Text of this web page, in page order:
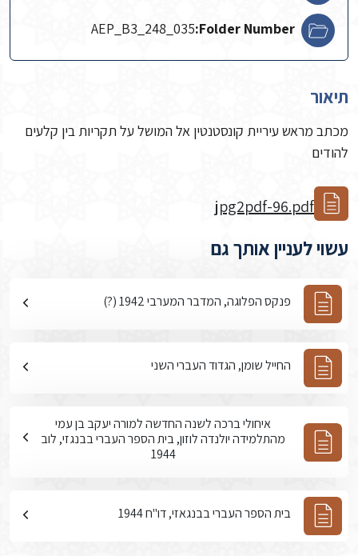
Folder Number:
AEP_B3_248_035
תיאור
מכתב מראש עיריית קונסטנטין אל המושל על תקריות בין קלעים
להודים
jpg2pdf-96.pdf
עשוי לעניין אותך גם
פנקס הפלוגה, המדבר המערבי 1942 (?)
החייל שומן, הגדוד העברי השני
איחולי ברכה לשנה החדשה למורה יעקב בן עמי
מהתלמידה יולנדה לוזון, בית הספר העברי בבנגזי, לוב
1944
בית הספר העברי בבנגאזי, דו"ח 1944